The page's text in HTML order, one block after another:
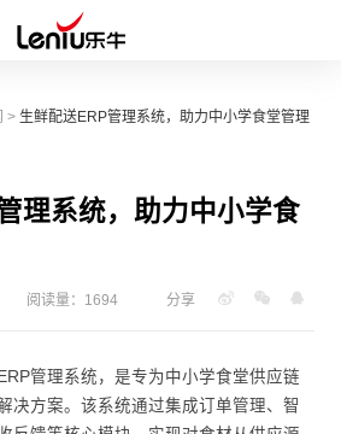
> 生鲜配送ERP管理系统，助力中小学食堂管理
理系统，助力中小学食
阅读量：1694 分享
管理系统，是专为中小学食堂供应链
决方案。该系统通过集成订单管理、智